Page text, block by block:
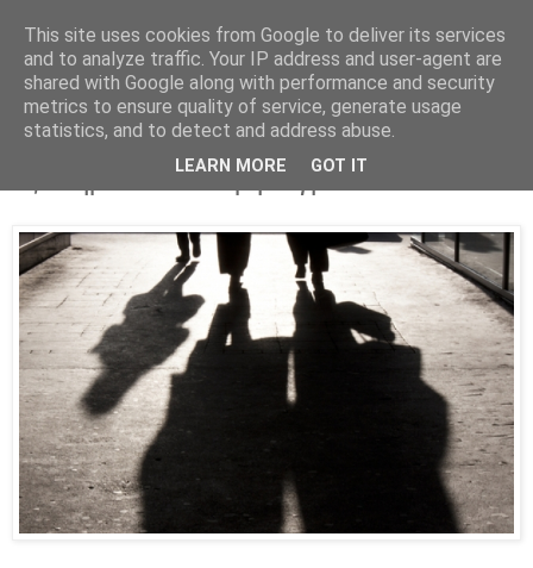
Parakato.gr
Το χοντρό παιχνίδι της Χ.Α. που
εξυπηρετεί τον στριμωγμένο ΣΥΡΙΖΑ
This site uses cookies from Google to deliver its services
and to analyze traffic. Your IP address and user-agent are
shared with Google along with performance and security
metrics to ensure quality of service, generate usage
statistics, and to detect and address abuse.
LEARN MORE GOT IT